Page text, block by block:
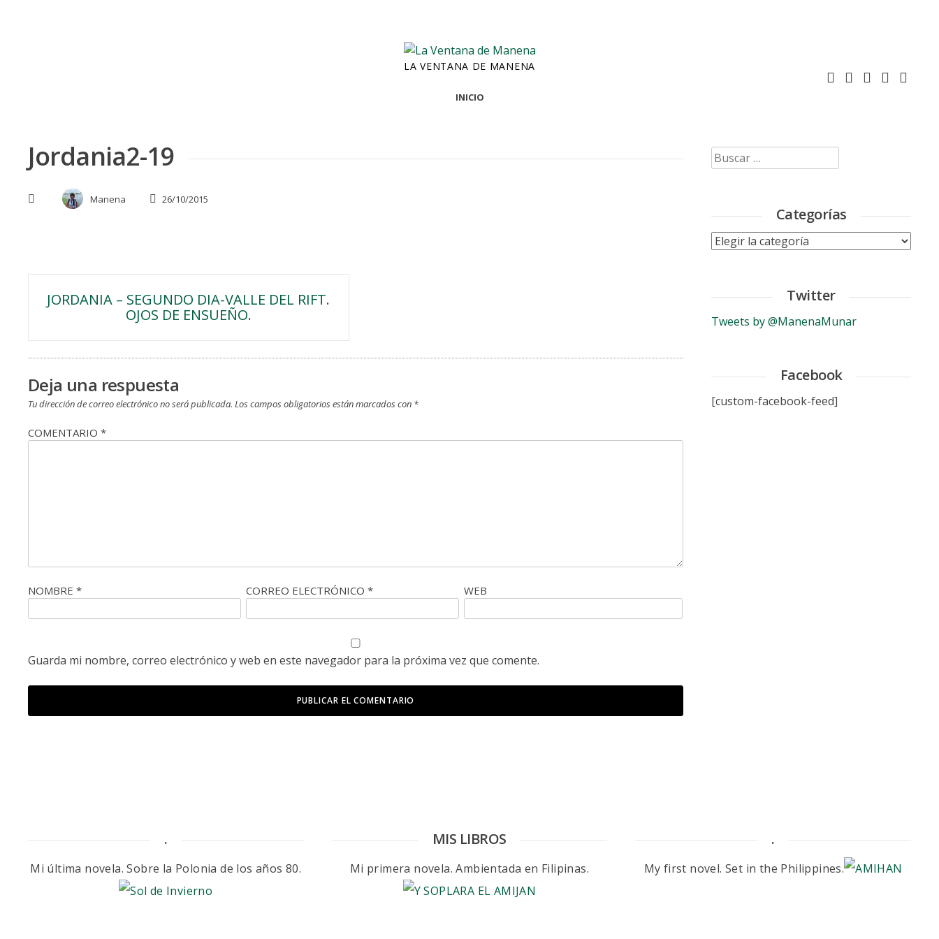
LA VENTANA DE MANENA
INICIO
Jordania2-19
Manena 26/10/2015
Navegación
entradas
JORDANIA – SEGUNDO DIA-VALLE DEL RIFT.
OJOS DE ENSUEÑO.
Deja una respuesta
Tu dirección de correo electrónico no será publicada. Los campos obligatorios están marcados con *
COMENTARIO *
NOMBRE * CORREO ELECTRÓNICO* WEB
Guarda mi nombre, correo electrónico y web en este navegador para la próxima vez que comente.
Buscar:
Categorías
Categorías
Twitter
Tweets by @ManenaMunar
Facebook
[custom-facebook-feed]
.
Mi última novela. Sobre la Polonia de los años 80.
MIS LIBROS
Mi primera novela. Ambientada en Filipinas.
.
My first novel. Set in the Philippines.